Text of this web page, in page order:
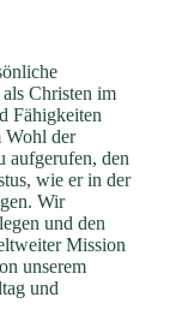
Christen im
Fähigkeiten
Wohl der
aufgerufen, den
wie er in der
Wir
und den
Mission
unserem
und